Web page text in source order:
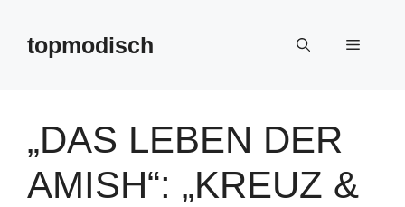
springentopmodisch Menü
„DAS LEBEN DER
AMISH“: „KREUZ &